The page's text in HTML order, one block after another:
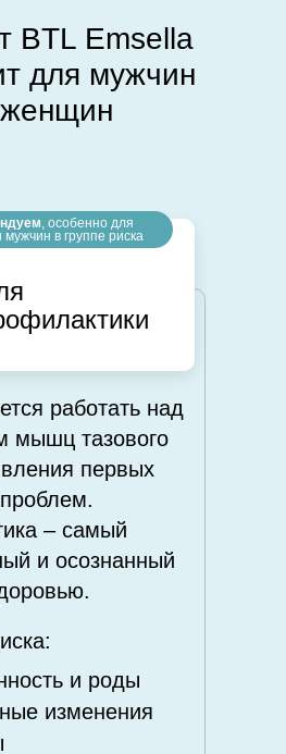
BTL Emsella
для мужчин
работать над
мышц тазового
первых
– самый
и осознанный
изменения
и роды
, особенно для
в группе риска